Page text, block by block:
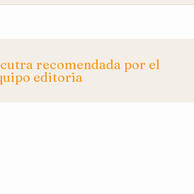
recomendada por el
editoria